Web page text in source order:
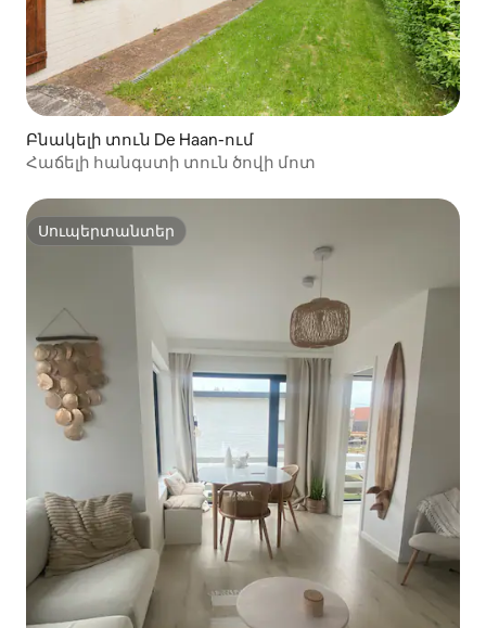
Բնակելի տուն De Haan-ում
Հաճելի հանգստի տուն ծովի մոտ
Սուպերտանտեր
Սուպերտանտեր